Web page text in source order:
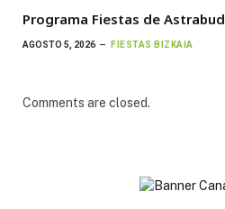
Programa Fiestas de
AGOSTO 5, 2026 FIESTAS BIZKAIA
Comments are closed.